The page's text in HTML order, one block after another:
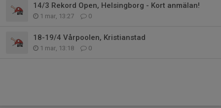
14/3 Rekord Open, Helsingborg - Kort anmälan!
1 mar, 13:27 0
18-19/4 Vårpoolen, Kristianstad
1 mar, 13:18 0